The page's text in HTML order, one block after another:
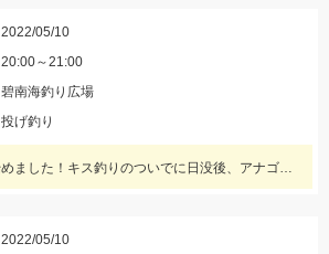
2022/05/10
20:00～21:00
碧南海釣り広場
投げ釣り
アナゴが釣れ始めました！キス釣りのついでに日没後、アナゴを狙ってみませんか？
2022/05/10